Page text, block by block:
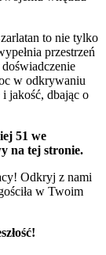
to nie tylko
przestrzeń
w odkrywaniu
jakość, dbając o
51 we
na tej stronie.
Odkryj z nami
w Twoim